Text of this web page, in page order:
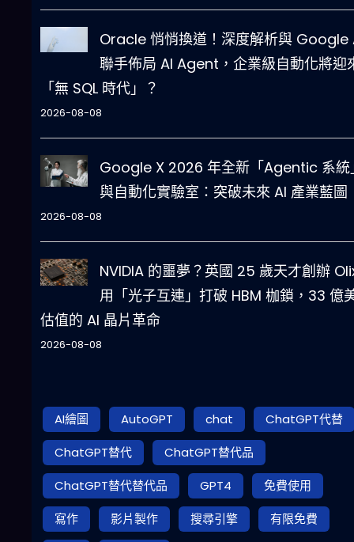
Oracle 悄悄換道！深度解析與 Google
聯手佈局 AI Agent，企業級自動化將迎
「無 SQL 時代」？
2026-08-08
Google X 2026 年全新「Agentic 系統
與自動化實驗室：突破未來 AI 產業藍圖
2026-08-08
NVIDIA 的噩夢？英國 25 歲天才創辦
用「光子互連」打破 HBM 枷鎖，33 億
估值的 AI 晶片革命
2026-08-08
AI繪圖 AutoGPT chat
ChatGPT代替
ChatGPT替代
ChatGPT替代品
ChatGPT替代替代品
GPT4
免費使用
寫作
影片製作 搜尋引擎
有限免費